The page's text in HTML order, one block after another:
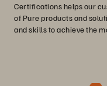
Certifications helps our
of Pure products and
and skills to achieve the